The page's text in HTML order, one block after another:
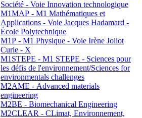
Société - Voie Innovation technologique
M1MAP - M1 Mathématiques et
Applications - Voie Jacques Hadamard -
École Polytechnique
M1P - M1 Physique - Voie Irène Joliot
Curie - X
M1STEPE - M1 STEPE - Sciences pour
les défis de l'environnement/Sciences for
environmentals challenges
M2AME - Advanced materials
engineering
M2BE - Biomechanical Engineering
M2CLEAR - CLimat, Environnement,